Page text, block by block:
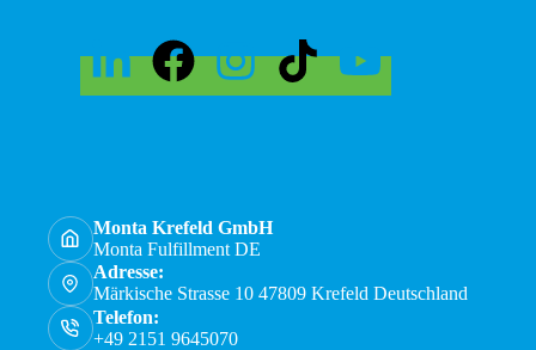
Monta Krefeld GmbH
Monta Fulfillment DE
Adresse:
Märkische Strasse 10 47809 Krefeld Deutschland
Telefon:
+49 2151 9645070